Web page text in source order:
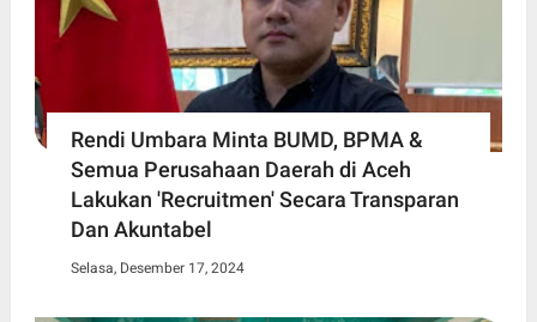
Rendi Umbara Minta BUMD, BPMA &
Semua Perusahaan Daerah di Aceh
Lakukan 'Recruitmen' Secara Transparan
Dan Akuntabel
Selasa, Desember 17, 2024